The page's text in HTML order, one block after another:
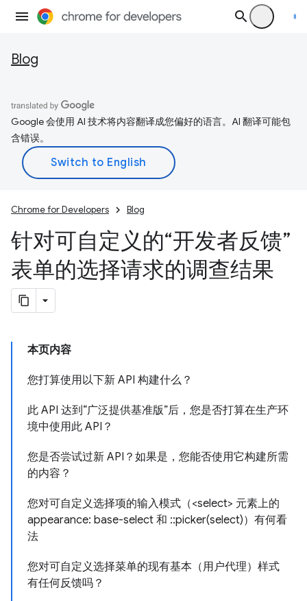
Blog
Google 会使用 AI 技术将内容翻译成您偏好的语言。AI 翻译可能包
含错误。
Chrome for Developers Blog
针对可自定义的“开发者反馈”
表单的选择请求的调查结果
本页内容
您打算使用以下新 API 构建什么？
此 API 达到“广泛提供基准版”后，您是否打算在生产环
境中使用此 API？
您是否尝试过新 API？如果是，您能否使用它构建所需
的内容？
您对可自定义选择项的输入模式（<select> 元素上的
appearance: base-select 和 ::picker(select)）有何看
法
您对可自定义选择菜单的现有基本（用户代理）样式
有任何反馈吗？